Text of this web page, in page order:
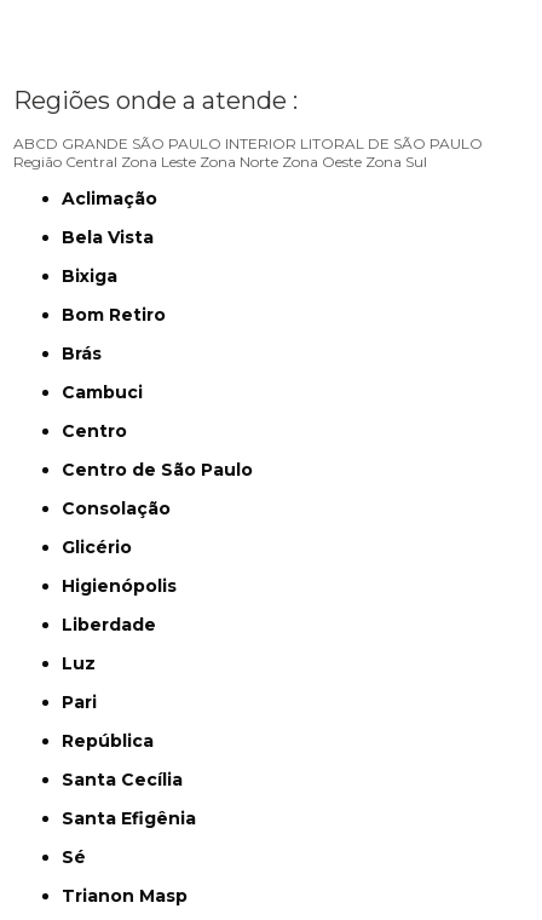
Regiões onde a atende :
ABCD GRANDE SÃO PAULO INTERIOR LITORAL DE SÃO PAULO
Região Central Zona Leste Zona Norte Zona Oeste Zona Sul
Aclimação
Bela Vista
Bixiga
Bom Retiro
Brás
Cambuci
Centro
Centro de São Paulo
Consolação
Glicério
Higienópolis
Liberdade
Luz
Pari
República
Santa Cecília
Santa Efigênia
Sé
Trianon Masp